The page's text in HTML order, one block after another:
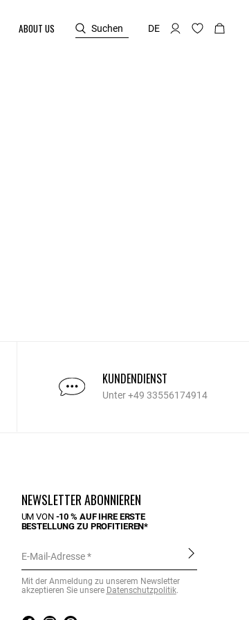
ABOUT US Suchen DE
KUNDENDIENST
Unter +49 33556174914
NEWSLETTER ABONNIEREN
UM VON -10 % AUF IHRE ERSTE
BESTELLUNG ZU PROFITIEREN*
E-Mail-Adresse
Mit der Anmeldung zu unserem Newsletter
akzeptieren Sie unsere Datenschutzpolitik.